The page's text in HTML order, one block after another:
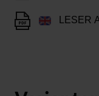
LESER